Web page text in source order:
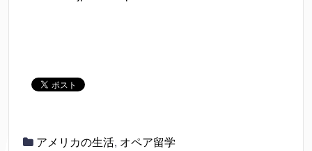
アメリカの生活, オペア留学